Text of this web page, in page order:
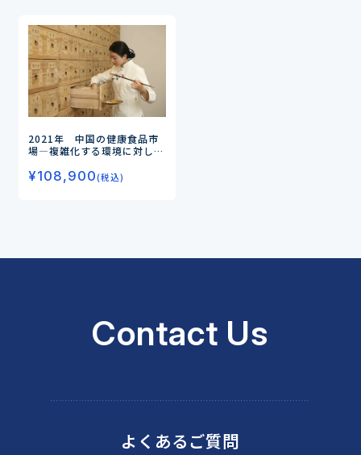
2021年 中国の健康食品市
場―複雑化する環境に対し、
¥108,900(税込)
Contact Us
よくあるご質問